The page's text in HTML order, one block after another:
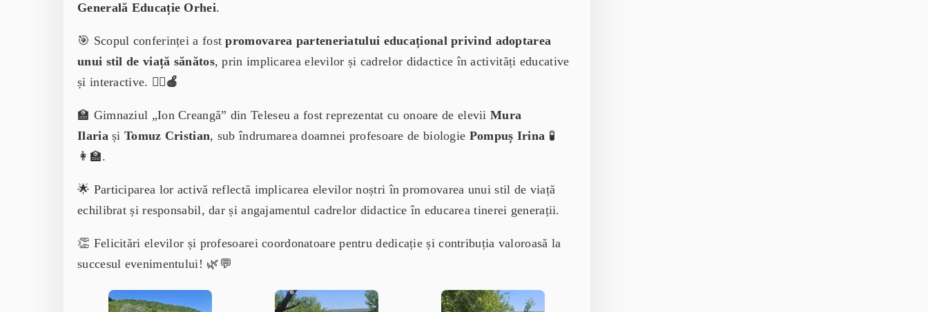
Generală Educație Orhei.
🎯 Scopul conferinței a fostpromovarea parteneriatului educațional privind adoptarea
unui stil de viață sănătos, prin implicarea elevilor și cadrelor didactice în activități educative
și interactive. 🏃‍♀️🍎
🏫 Gimnaziul „Ion Creangă” din Teleseu a fost reprezentat cu onoare de eleviiMura
IlariașiTomuz Cristian, sub îndrumarea doamnei profesoare de biologie Pompuș Irina 🧪
👩‍🏫.
🌟 Participarea lor activă reflectă implicarea elevilor noștri în promovarea unui stil de viață
echilibrat și responsabil, dar și angajamentul cadrelor didactice în educarea tinerei generații.
👏 Felicitări elevilor și profesoarei coordonatoare pentru dedicație și contribuția valoroasă la
succesul evenimentului! 🌿💬